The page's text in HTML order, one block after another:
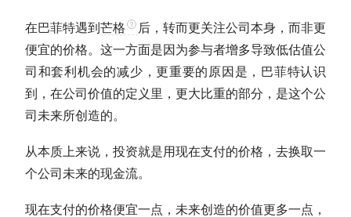
在巴菲特遇到 芒格
后，转而更关注公司本身，而非更
便宜的价格。这一方面是因为参与者增多导致低估值公
司和套利机会的减少，更重要的原因是， 巴菲特认识
到，在公司价值的定义里，更大比重的部分，是这个公
司未来所创造的。
从本质上来说，投资就是用现在支付的价格，去换取一
个公司未来的现金流。
现在支付的价格便宜一点，未来创造的价值更多一点，